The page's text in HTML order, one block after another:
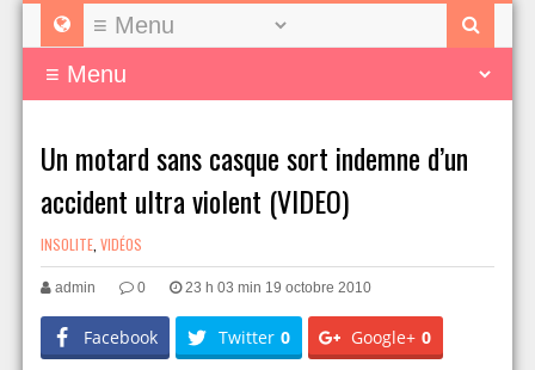
Un motard sans casque sort indemne d’un
accident ultra violent (VIDEO)
INSOLITE VIDÉOS
admin 0 23 h 03 min 19 octobre 2010
Facebook Twitter 0 Google+ 0